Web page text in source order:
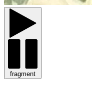
fragment